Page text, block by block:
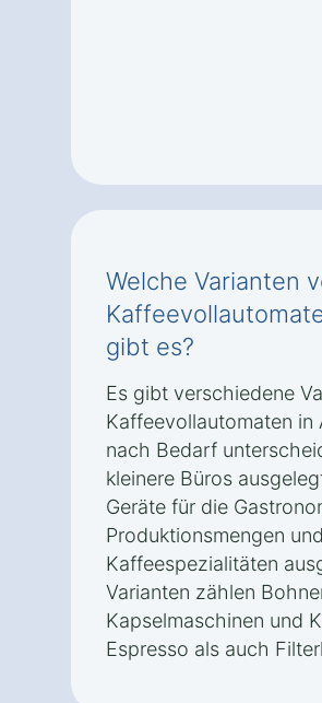
Welche Varianten
gibt es?
Es gibt verschiedene
Kaffeevollautomaten
nach Bedarf
kleinere Büros
Geräte für die
Produktionsmengen
Kaffeespezialitäten
Varianten zählen
Kapselmaschinen und
Espresso als auch